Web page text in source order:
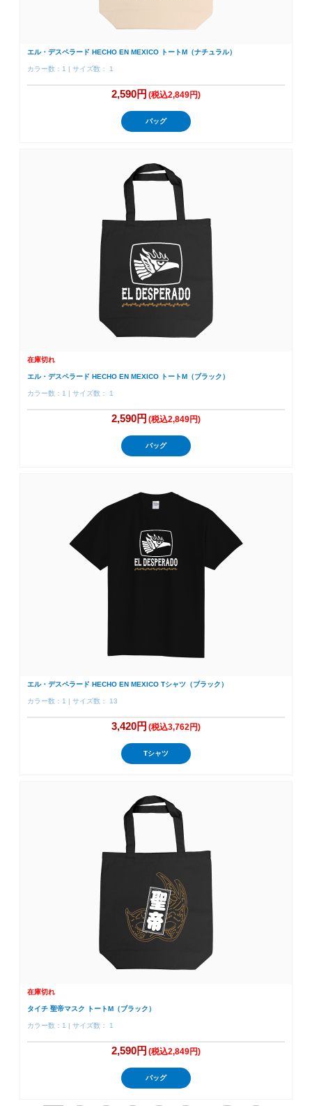
エル・デスペラード HECHO EN MEXICO トートM（ナチュラル）
カラー数：1 | サイズ数： 1
2,590円 (税込2,849円)
バッグ
在庫切れ
エル・デスペラード HECHO EN MEXICO トートM（ブラック）
カラー数：1 | サイズ数： 1
2,590円 (税込2,849円)
バッグ
エル・デスペラード HECHO EN MEXICO Tシャツ（ブラック）
カラー数：1 | サイズ数： 13
3,420円 (税込3,762円)
Tシャツ
在庫切れ
タイチ 聖帝マスク トートM（ブラック）
カラー数：1 | サイズ数： 1
2,590円 (税込2,849円)
バッグ